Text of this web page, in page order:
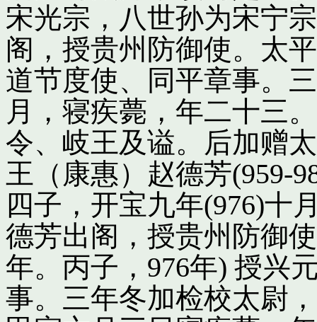
宋光宗，八世孙为宋宁
阁，授贵州防御使。太
道节度使、同平章事。
月，寝疾薨，年二十三
令、岐王及谥。后加赠
王（康惠）赵德芳(959-
四子，开宝九年(976)十
德芳出阁，授贵州防御
年。丙子，976年) 授兴
事。三年冬加检校太尉